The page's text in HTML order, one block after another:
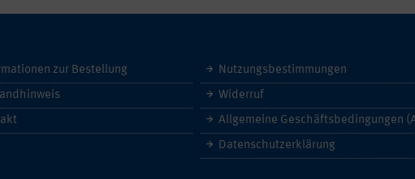
zur Bestellung Nutzungsbestimmungen
Widerruf
Datenschutzerklärung